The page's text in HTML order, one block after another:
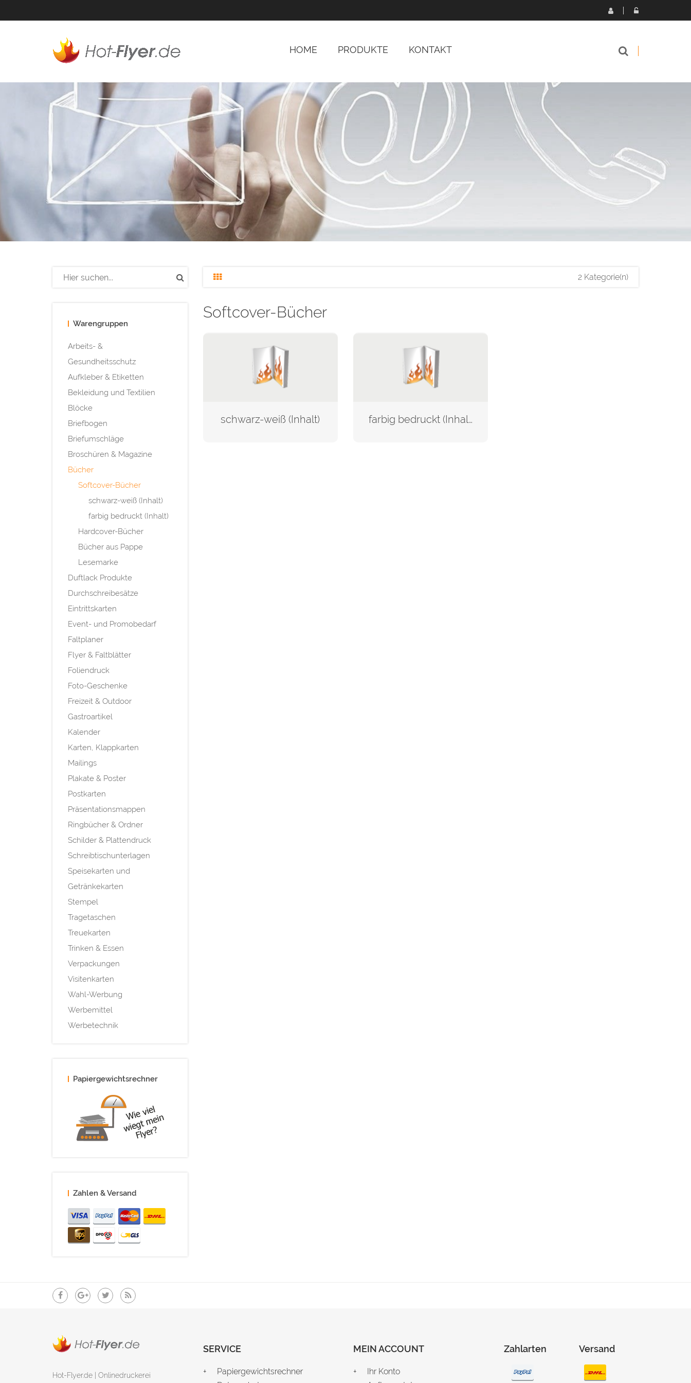
HOME PRODUKTE KONTAKT
Warengruppen
Arbeits- &
Gesundheitsschutz
Aufkleber & Etiketten
Bekleidung und Textilien
Blöcke
Briefbogen
Briefumschläge
Broschüren & Magazine
Bücher
Softcover-Bücher
schwarz-weiß (Inhalt)
farbig bedruckt (Inhalt)
Hardcover-Bücher
Bücher aus Pappe
Lesemarke
Duftlack Produkte
Durchschreibesätze
Eintrittskarten
Event- und Promobedarf
Faltplaner
Flyer & Faltblätter
Foliendruck
Foto-Geschenke
Freizeit & Outdoor
Gastroartikel
Kalender
Karten, Klappkarten
Mailings
Plakate & Poster
Postkarten
Präsentationsmappen
Ringbücher & Ordner
Schilder & Plattendruck
Schreibtischunterlagen
Speisekarten und
Getränkekarten
Stempel
Tragetaschen
Treuekarten
Trinken & Essen
Verpackungen
Visitenkarten
Wahl-Werbung
Werbemittel
Werbetechnik
Papiergewichtsrechner
Zahlen & Versand
2 Kategorie(n)
Softcover-Bücher
schwarz-weiß (Inhalt) farbig bedruckt (Inhalt)
Hot-Flyer.de | Onlinedruckerei
SERVICE
Papiergewichtsrechner
MEIN ACCOUNT
Ihr Konto
Zahlarten Versand